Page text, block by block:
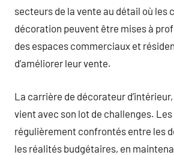
secteurs de la vente au détail où les
décoration peuvent être mises à
des espaces commerciaux et
d’améliorer leur vente.
La carrière de décorateur
vient avec son lot de challenges.
régulièrement confrontés entre les
les réalités budgétaires, en